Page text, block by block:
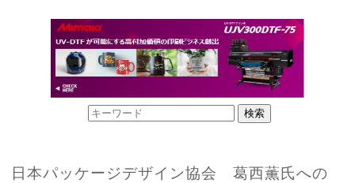
日本パッケージデザイン協会 葛西薫氏への